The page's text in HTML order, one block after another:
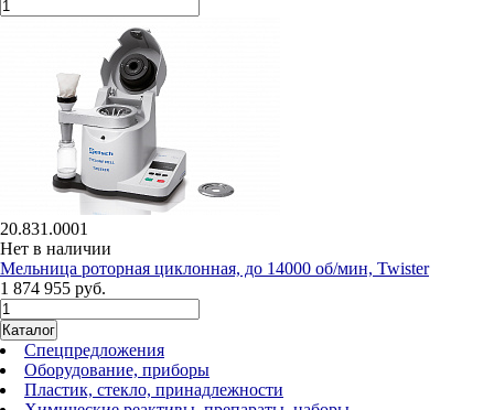
20.831.0001
Нет в наличии
Мельница роторная циклонная, до 14000 об/мин, Twister
1 874 955 руб.
Каталог
Спецпредложения
Оборудование, приборы
Пластик, стекло, принадлежности